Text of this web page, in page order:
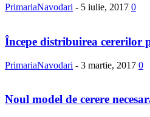
PrimariaNavodari - 5 iulie, 2017 0
Începe distribuirea cererilor
PrimariaNavodari - 3 martie, 2017 0
Noul model de cerere